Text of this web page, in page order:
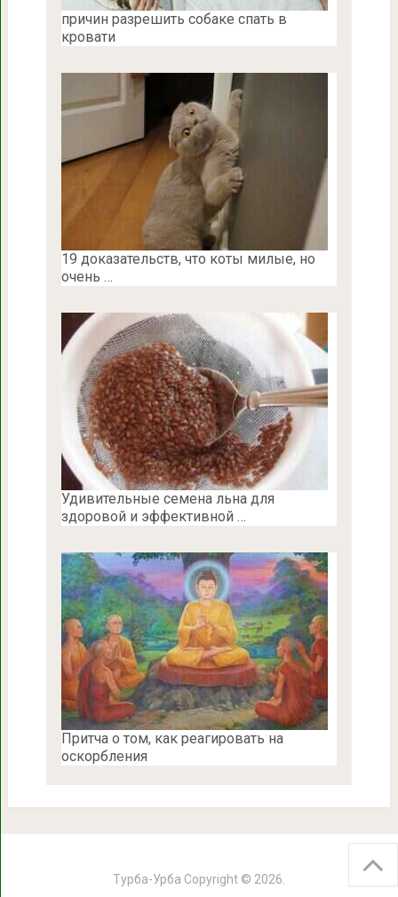
причин разрешить собаке спать в
кровати
19 доказательств, что коты милые, но
очень …
Удивительные семена льна для
здоровой и эффективной …
Притча о том, как реагировать на
оскорбления
Турба-Урба Copyright © 2026.